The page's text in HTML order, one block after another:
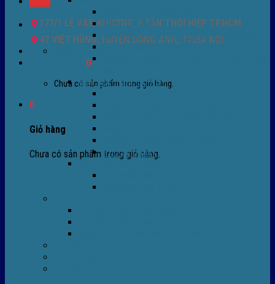
177/1 LÊ VĂN KHƯƠNG, P.TÂN THỚI HIỆP TP.HCM
47 VIỆT HÙNG, HUYỆN ĐÔNG ANH, TP.HÀ NỘI
0932 756 950
0
Chưa có sản phẩm trong giỏ hàng.
0
Giỏ hàng
Chưa có sản phẩm trong giỏ hàng.
Màng co PVC
Màng quấn PALLET- màng PE- màng chit
Màng skinpack - skinfilm - hút sát da
Máy bọc màng co POF
Phụ tùng thay thế